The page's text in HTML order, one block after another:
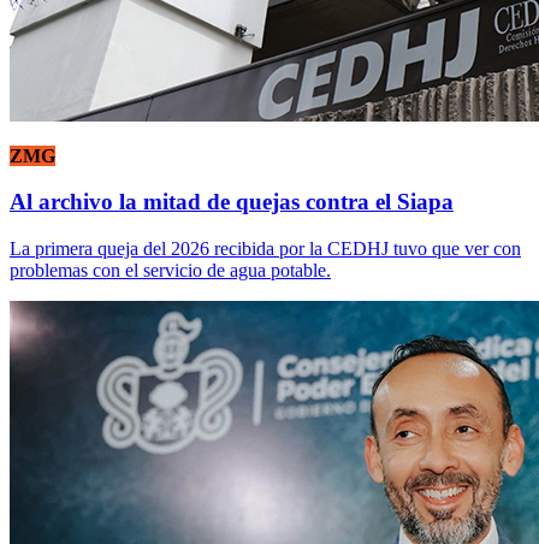
ZMG
Al archivo la mitad de quejas contra el Siapa
La primera queja del 2026 recibida por la CEDHJ tuvo que ver con
problemas con el servicio de agua potable.